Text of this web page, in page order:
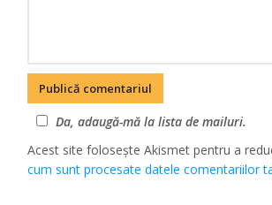
Da, adaugă-mă la lista de mailuri.
Acest site folosește Akismet pentru a
cum sunt procesate datele comentariilor